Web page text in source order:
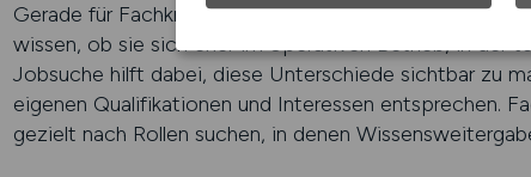
Gerade für Fachkräfte ist es wichtig, den eigenen
wissen, ob sie sich eher im operativen Betrieb, in der
Jobsuche hilft dabei, diese Unterschiede sichtbar zu
eigenen Qualifikationen und Interessen entsprechen.
gezielt nach Rollen suchen, in denen